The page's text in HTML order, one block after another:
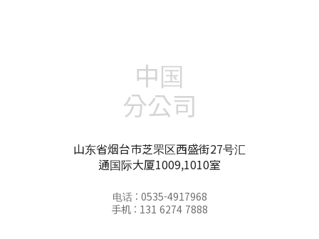
中国
分公司
山东省烟台市芝罘区西盛街27号汇
通国际大厦1009,1010室
电话 : 0535-4917968
手机 : 131 6274 7888